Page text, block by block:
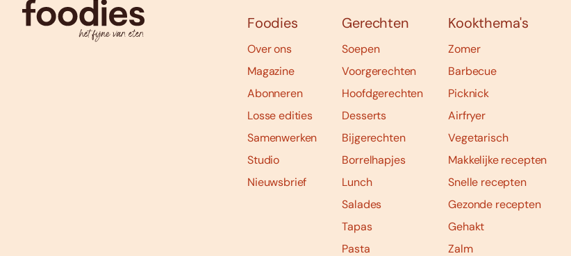
Foodies
Over ons
Magazine
Abonneren
Losse edities
Samenwerken
Studio
Nieuwsbrief
Gerechten
Soepen
Voorgerechten
Hoofdgerechten
Desserts
Bijgerechten
Borrelhapjes
Lunch
Salades
Tapas
Pasta
Kookthema's
Zomer
Barbecue
Picknick
Airfryer
Vegetarisch
Makkelijke recepten
Snelle recepten
Gezonde recepten
Gehakt
Zalm